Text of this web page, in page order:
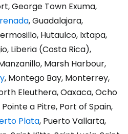
George Town Exuma,
, Guadalajara,
Hutaulco, Ixtapa,
Liberia (Costa Rica),
Marsh Harbour,
, Montego Bay, Monterrey,
Eleuthera, Oaxaca, Ocho
Pointe a Pitre, Port of Spain,
Plata, Puerto Vallarta,